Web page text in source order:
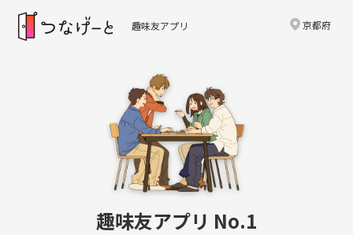
趣味友アプリ 京都府
趣味友アプリ No.1